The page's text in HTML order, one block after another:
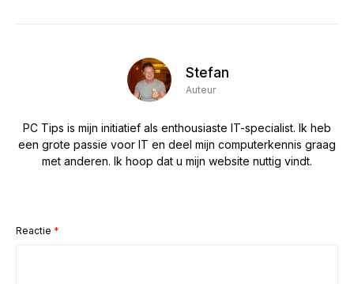
Stefan
Auteur
PC Tips is mijn initiatief als enthousiaste IT-specialist. Ik heb
een grote passie voor IT en deel mijn computerkennis graag
met anderen. Ik hoop dat u mijn website nuttig vindt.
Reactie *